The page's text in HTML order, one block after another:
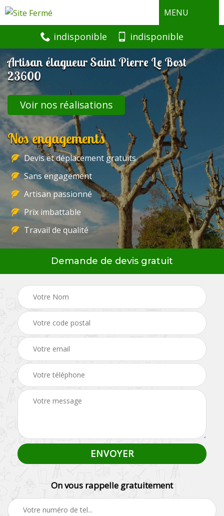
MENU
indisponible indisponible
Artisan élagueur Saint Pierre Le Bost
23600
Voir nos réalisations
Nos engagements
Devis et déplacement gratuits
Sans engagement
Artisan passionné
Prix imbattable
Travail de qualité
Demande de devis gratuit
On vous rappelle gratuitement